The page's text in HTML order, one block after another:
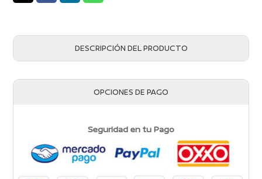
DESCRIPCIÓN DEL PRODUCTO
OPCIONES DE PAGO
Seguridad en tu Pago